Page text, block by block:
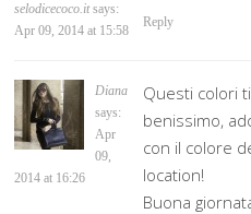
selodicecoco.it says:
Apr 09, 2014 at 15:58
Reply
Diana
says:
Apr
09,
2014 at 16:26
Questi colori
benissimo,
con il colore
location!
Buona